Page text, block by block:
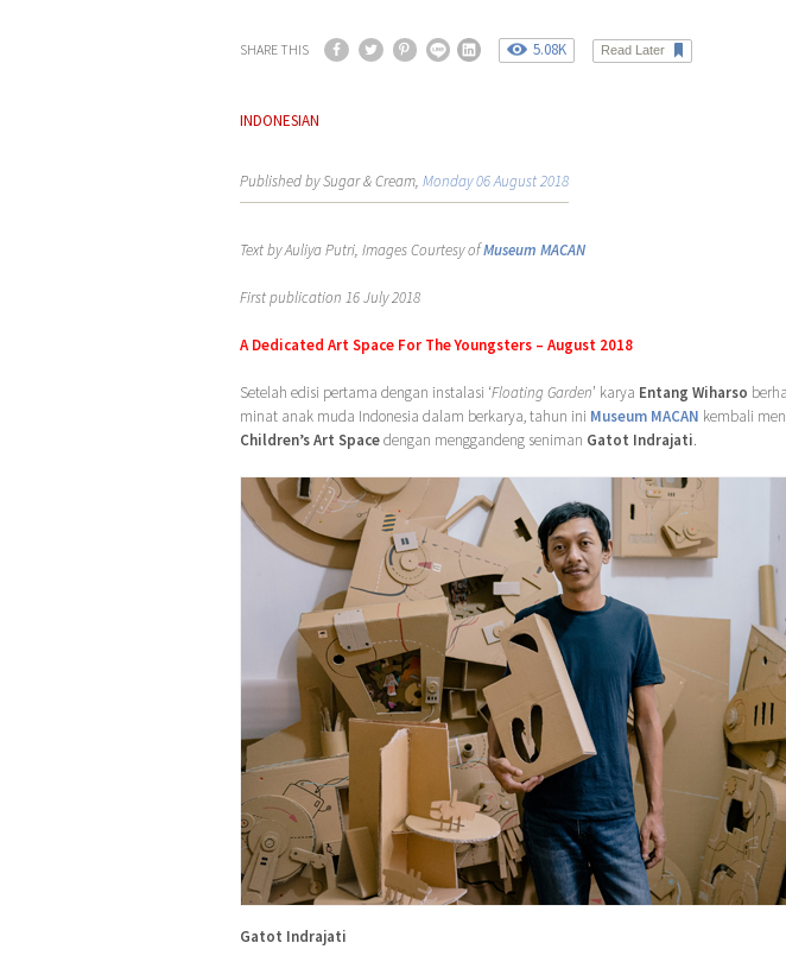
SHARE THIS 5.08K Read Later
INDONESIAN
Published by Sugar & Cream, Monday 06 August 2018
Text by Auliya Putri, Images Courtesy ofMuseum MACAN
First publication 16 July 2018
A Dedicated Art Space For The Youngsters – August 2018
Setelah edisi pertama dengan instalasi ‘Floating Garden’ karya Entang Wiharso
minat anak muda Indonesia dalam berkarya, tahun ini Museum MACAN kembali
Children’s Art Spacedengan menggandeng seniman Gatot Indrajati.
Gatot Indrajati